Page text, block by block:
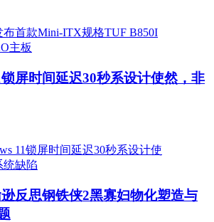
屏时间延迟30秒系设计使然，非
反思钢铁侠2黑寡妇物化塑造与